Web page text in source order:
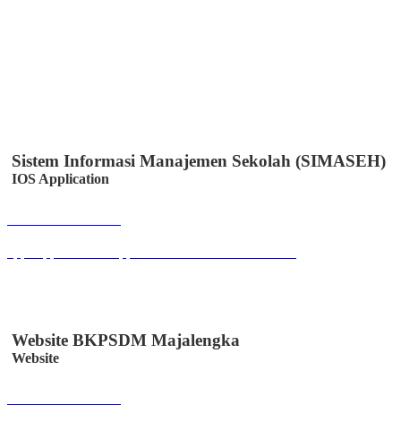
Sistem Informasi Manajemen Sekolah (SIMASEH)
IOS Application
Website BKPSDM Majalengka
Website